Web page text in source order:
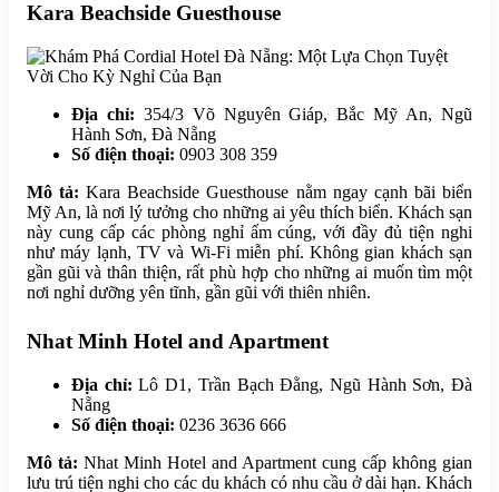
Kara Beachside Guesthouse
Địa chỉ: 354/3 Võ Nguyên Giáp, Bắc Mỹ An, Ngũ
Hành Sơn, Đà Nẵng
Số điện thoại: 0903 308 359
Mô tả:Kara Beachside Guesthouse nằm ngay cạnh bãi biển
Mỹ An, là nơi lý tưởng cho những ai yêu thích biển. Khách sạn
này cung cấp các phòng nghỉ ấm cúng, với đầy đủ tiện nghi
như máy lạnh, TV và Wi-Fi miễn phí. Không gian khách sạn
gần gũi và thân thiện, rất phù hợp cho những ai muốn tìm một
nơi nghỉ dưỡng yên tĩnh, gần gũi với thiên nhiên.
Nhat Minh Hotel and Apartment
Địa chỉ:Lô D1, Trần Bạch Đằng, Ngũ Hành Sơn, Đà
Nẵng
Số điện thoại: 0236 3636 666
Mô tả: Nhat Minh Hotel and Apartment cung cấp không gian
lưu trú tiện nghi cho các du khách có nhu cầu ở dài hạn. Khách